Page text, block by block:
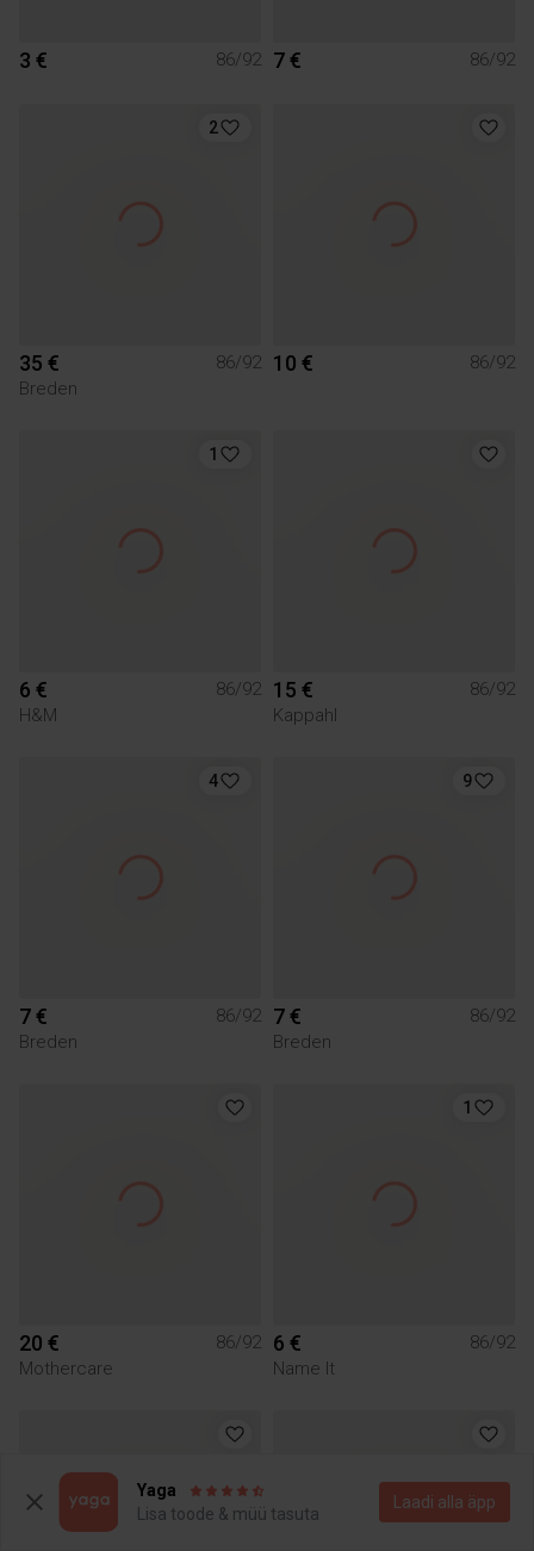
3 € 86/92 7 € 86/92
2
35 €
86/92
Breden
10 € 86/92
1
6 €
86/92
H&M
15 €
86/92
Kappahl
4
7 €
86/92
Breden
9
7 €
86/92
Breden
20 €
86/92
Mothercare
1
6 €
86/92
Name It
Yaga
Lisa toode & müü tasuta
Laadi alla äpp